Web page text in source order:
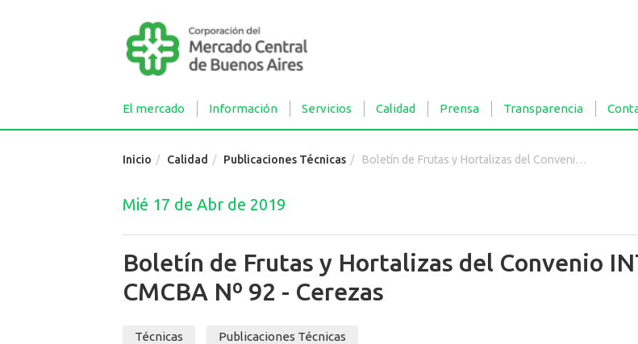
El mercado Información Servicios Calidad Prensa Transparencia
Inicio Calidad Publicaciones Técnicas Boletín de Frutas y Hortalizas del Convenio INTA- CMCBA Nº 92 - Cerezas
Mié 17 de Abr de 2019
Boletín de Frutas y Hortalizas del Convenio
CMCBA Nº 92 - Cerezas
Técnicas Publicaciones Técnicas